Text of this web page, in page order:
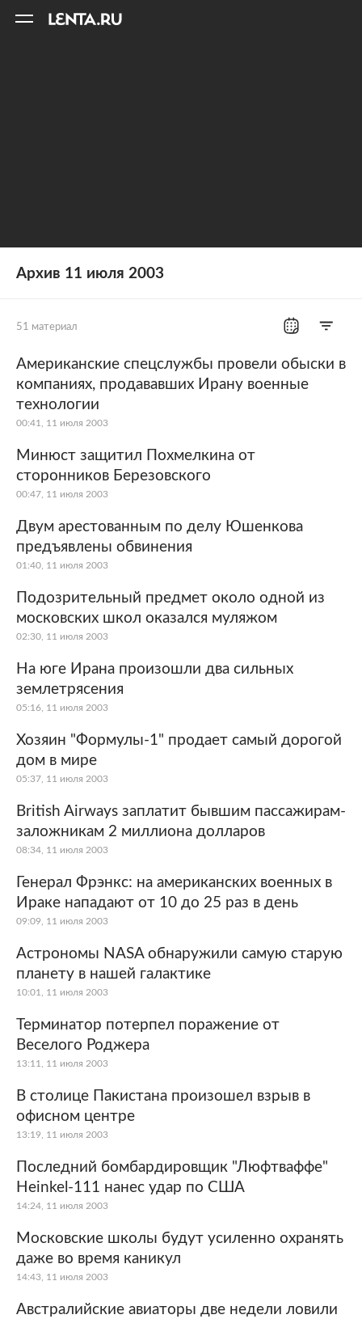
Архив 11 июля 2003
51 материал
Все рубрики Россия
Наука и техника
Ценности
Американские спецслужбы провели обыски в
компаниях, продававших Ирану военные
технологии
00:41, 11 июля 2003
Минюст защитил Похмелкина от
сторонников Березовского
00:47, 11 июля 2003
Двум арестованным по делу Юшенкова
предъявлены обвинения
01:40, 11 июля 2003
Подозрительный предмет около одной из
московских школ оказался муляжом
02:30, 11 июля 2003
На юге Ирана произошли два сильных
землетрясения
05:16, 11 июля 2003
Хозяин "Формулы-1" продает самый дорогой
дом в мире
05:37, 11 июля 2003
British Airways заплатит бывшим пассажирам-
заложникам 2 миллиона долларов
08:34, 11 июля 2003
Генерал Фрэнкс: на американских военных в
Ираке нападают от 10 до 25 раз в день
09:09, 11 июля 2003
Астрономы NASA обнаружили самую старую
планету в нашей галактике
10:01, 11 июля 2003
Терминатор потерпел поражение от
Веселого Роджера
13:11, 11 июля 2003
В столице Пакистана произошел взрыв в
офисном центре
13:19, 11 июля 2003
Последний бомбардировщик "Люфтваффе"
Heinkel-111 нанес удар по США
14:24, 11 июля 2003
Московские школы будут усиленно охранять
даже во время каникул
14:43, 11 июля 2003
Австралийские авиаторы две недели ловили